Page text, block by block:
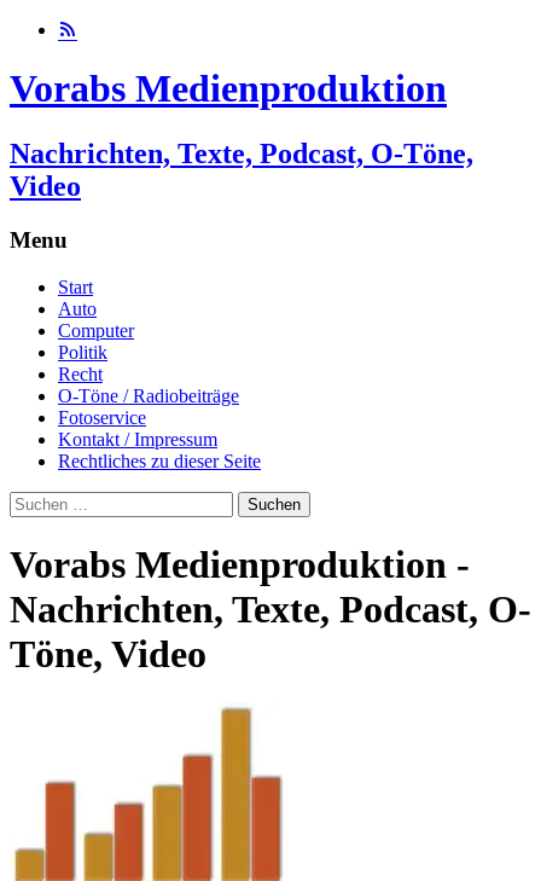
Vorabs Medienproduktion
Nachrichten, Texte, Podcast, O-Töne,
Video
Menu
Skip
content
Start
Auto
Computer
Politik
Recht
O-Töne / Radiobeiträge
Fotoservice
Kontakt / Impressum
Rechtliches zu dieser Seite
Suchen
nach:
Vorabs Medienproduktion -
Nachrichten, Texte, Podcast, O-
Töne, Video